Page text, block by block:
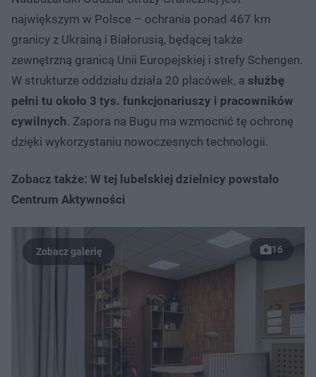
największym w Polsce – ochrania ponad 467 km
granicy z Ukrainą i Białorusią, będącej także
zewnętrzną granicą Unii Europejskiej i strefy Schengen.
W strukturze oddziału działa 20 placówek, a służbę
pełni tu około 3 tys. funkcjonariuszy i pracowników
cywilnych. Zapora na Bugu ma wzmocnić tę ochronę
dzięki wykorzystaniu nowoczesnych technologii.
Zobacz także: W tej lubelskiej dzielnicy powstało
Centrum Aktywności
16